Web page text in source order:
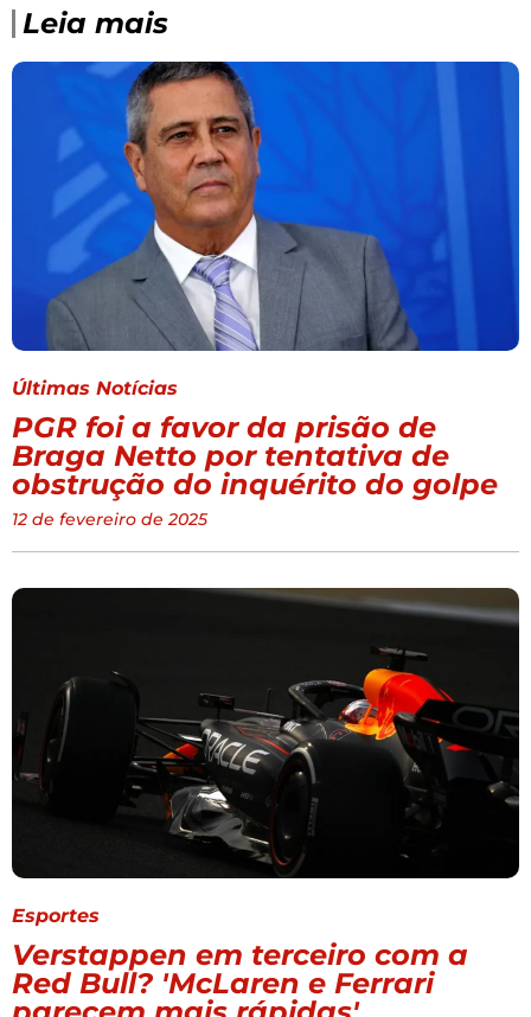
Leia mais
Últimas Notícias
PGR foi a favor da prisão de
Braga Netto por tentativa de
obstrução do inquérito do golpe
12 de fevereiro de 2025
Esportes
Verstappen em terceiro com a
Red Bull? 'McLaren e Ferrari